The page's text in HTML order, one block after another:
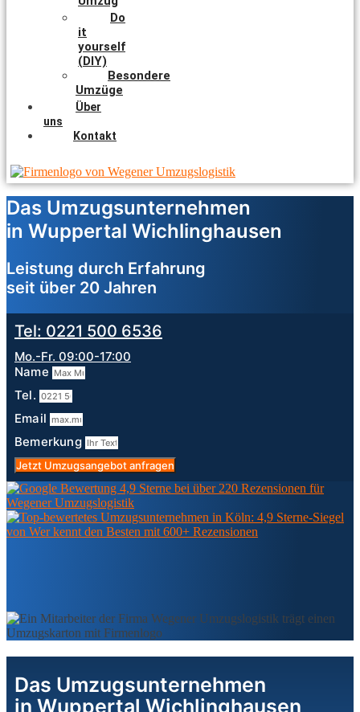
Do
it
yourself
(DIY)
Besondere
Umzüge
Über
uns
Kontakt
Das Umzugsunternehmen
in Wuppertal Wichlinghausen
Leistung durch Erfahrung
seit über 20 Jahren
Tel: 0221 500 6536
Mo.-Fr. 09:00-17:00
Name
Tel.
Email
Bemerkung
Jetzt Umzugsangebot anfragen
Das Umzugsunternehmen
in Wuppertal Wichlinghausen